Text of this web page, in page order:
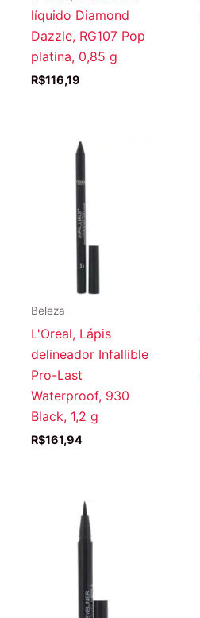
líquido Diamond
Dazzle, RG107 Pop
platina, 0,85 g
R$116,19
Beleza
L'Oreal, Lápis
delineador Infallible
Pro-Last
Waterproof, 930
Black, 1,2 g
R$161,94